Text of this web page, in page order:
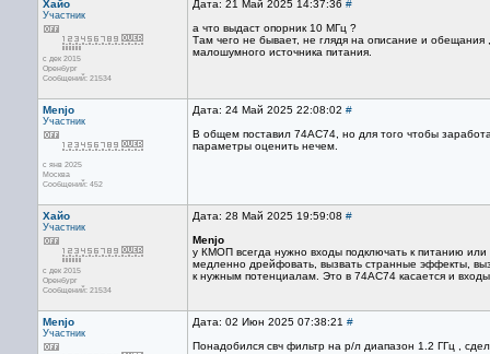
Хайо
Участник
с дек 2015
Оренбург
Сообщений: 21534
Дата: 21 Май 2025 14:37:36 #
а что выдаст опорник 10 МГц ?
Там чего не бывает, не глядя на описание и
малошумного источника питания.
Menjo
Участник
с янв 2025
Москва
Сообщений: 452
Дата: 24 Май 2025 22:08:02 #
В общем поставил 74АС74, но для того чтобы
параметры оценить нечем.
Хайо
Участник
с дек 2015
Оренбург
Сообщений: 21534
Дата: 28 Май 2025 19:59:08 #
Menjo
у КМОП всегда нужно входы подключать к питанию
медленно дрейфовать, вызвать странные эффекты,
к нужным потенциалам. Это в 74АС74 касается и входы
Menjo
Участник
Дата: 02 Июн 2025 07:38:21 #
Понадобился свч фильтр на р/л диапазон 1.2 ГГц ,